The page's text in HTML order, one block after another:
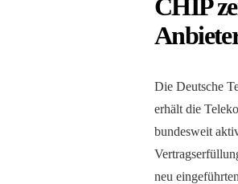
CHIP
Die Deutsche
erhält die
bundesweit
neu